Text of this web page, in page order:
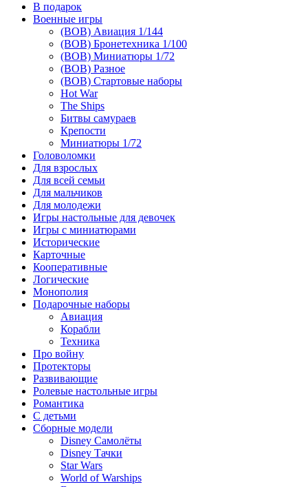
В подарок
Военные игры
(ВОВ) Авиация 1/144
(ВОВ) Бронетехника 1/100
(ВОВ) Миниатюры 1/72
(ВОВ) Разное
(ВОВ) Стартовые наборы
Hot War
The Ships
Битвы самураев
Крепости
Миниатюры 1/72
Головоломки
Для взрослых
Для всей семьи
Для мальчиков
Для молодежи
Игры настольные для девочек
Игры с миниатюрами
Исторические
Карточные
Кооперативные
Логические
Монополия
Подарочные наборы
Авиация
Корабли
Техника
Про войну
Протекторы
Развивающие
Ролевые настольные игры
Романтика
С детьми
Сборные модели
Disney Самолёты
Disney Тачки
Star Wars
World of Warships